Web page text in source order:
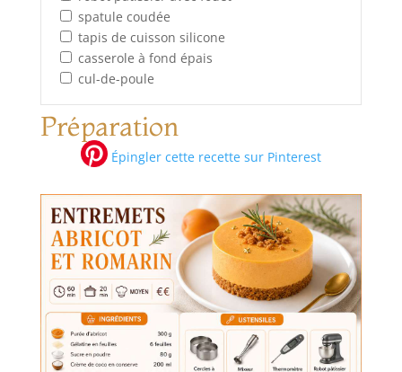
spatule coudée
tapis de cuisson silicone
casserole à fond épais
cul-de-poule
Préparation
Épingler cette recette sur Pinterest